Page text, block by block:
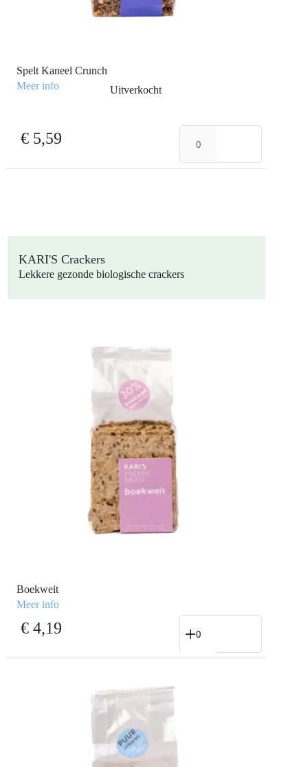
Spelt Kaneel Crunch
Meer info
Uitverkocht
€5,59
Spelt
Kaneel
aantal
KARI'S Crackers
Lekkere gezonde biologische crackers
Boekweit
Meer info
€4,19
Boekweit
aantal